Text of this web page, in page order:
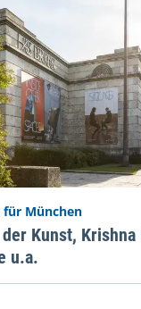
München
Kunst,
u.a.